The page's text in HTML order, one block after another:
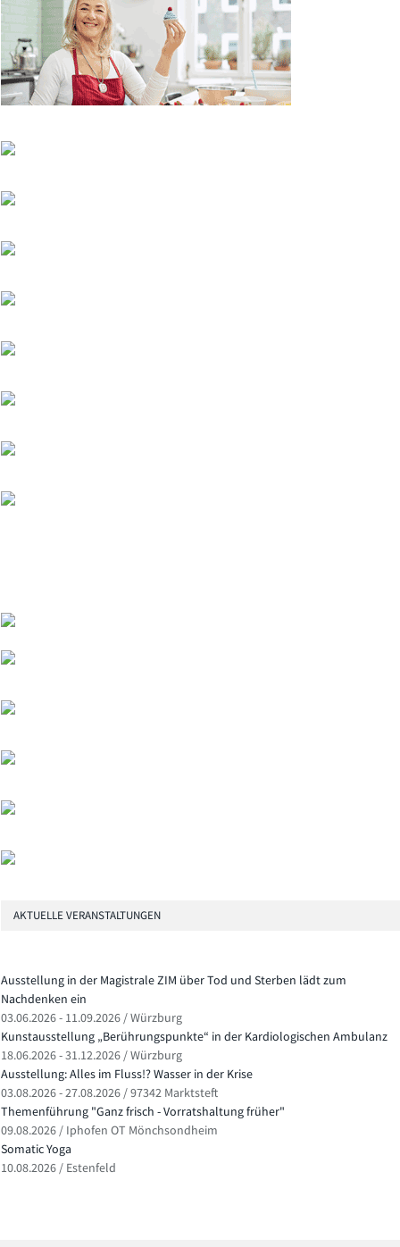
AKTUELLE VERANSTALTUNGEN
Ausstellung in der Magistrale ZIM über Tod und Sterben lädt zum
Nachdenken ein
03.06.2026 - 11.09.2026 / Würzburg
Kunstausstellung „Berührungspunkte“ in der Kardiologischen Ambulanz
18.06.2026 - 31.12.2026 / Würzburg
Ausstellung: Alles im Fluss!? Wasser in der Krise
03.08.2026 - 27.08.2026 / 97342 Marktsteft
Themenführung "Ganz frisch - Vorratshaltung früher"
09.08.2026 / Iphofen OT Mönchsondheim
Somatic Yoga
10.08.2026 / Estenfeld